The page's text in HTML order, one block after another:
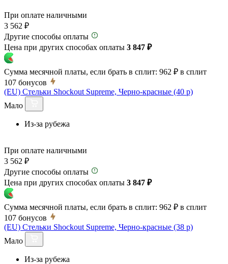
При оплате наличными
3 562 ₽
Другие способы оплаты
Цена при других способах оплаты 3 847 ₽
Сумма месячной платы, если брать в сплит: 962 ₽ в сплит
107 бонусов
(EU) Стельки Shockout Supreme, Черно-красные (40 р)
Мало
Из-за рубежа
При оплате наличными
3 562 ₽
Другие способы оплаты
Цена при других способах оплаты 3 847 ₽
Сумма месячной платы, если брать в сплит: 962 ₽ в сплит
107 бонусов
(EU) Стельки Shockout Supreme, Черно-красные (38 р)
Мало
Из-за рубежа